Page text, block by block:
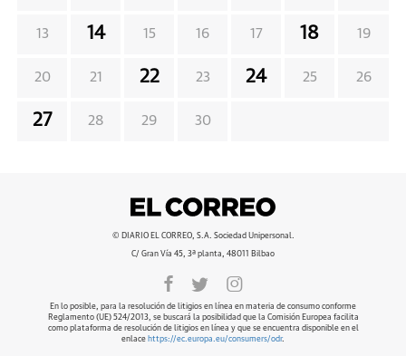
13 14 15 16 17 18 19
20 21 22 23 24 25 26
27 28 29 30
© DIARIO EL CORREO, S.A. Sociedad Unipersonal.
C/ Gran Vía 45, 3ª planta, 48011 Bilbao
En lo posible, para la resolución de litigios en línea en materia de consumo conforme
Reglamento (UE) 524/2013, se buscará la posibilidad que la Comisión Europea facilita
como plataforma de resolución de litigios en línea y que se encuentra disponible en el
enlace https://ec.europa.eu/consumers/odr.